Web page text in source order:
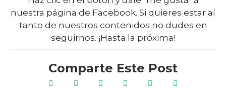
nuestra página de Facebook. Si quieres estar al
tanto de nuestros contenidos no dudes en
seguirnos. ¡Hasta la próxima!
Comparte Este Post